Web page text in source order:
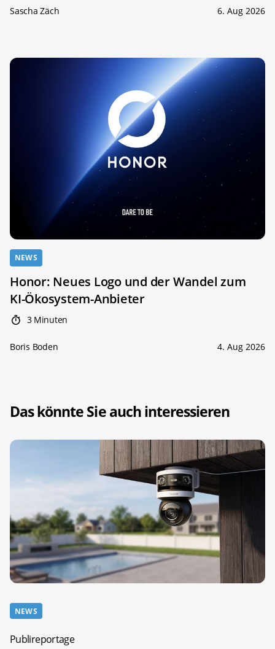
Sascha Zäch 6. Aug 2026
NEWS
Honor: Neues Logo und der Wandel zum
KI-Ökosystem-Anbieter
3 Minuten
Boris Boden 4. Aug 2026
Das könnte Sie auch interessieren
NEWS
Publireportage